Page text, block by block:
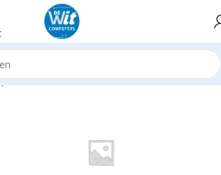
Printers Canon iPF6300S